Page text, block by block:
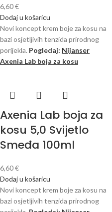
6,60€
Dodaj u košaricu
Novi koncept krem ​​boje za kosu na
bazi osjetljivih tenzida prirodnog
porijekla. Pogledaj: Nijanser
Axenia Lab boja za kosu
Axenia Lab boja za
kosu 5,0 Svijetlo
Smeđa 100ml
6,60€
Dodaj u košaricu
Novi koncept krem ​​boje za kosu na
bazi osjetljivih tenzida prirodnog